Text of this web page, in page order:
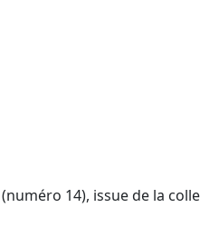
14), issue de la